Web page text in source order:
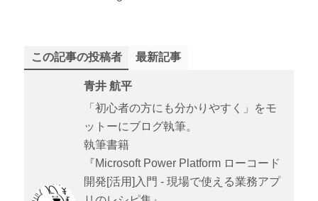
この記事の投稿者 最新記事
青井 航平
「初心者の方にも分かりやすく」をモ
ットーにブログ執筆。
執筆書籍
『Microsoft Power Platform ローコード
開発[活用]入門 - 現場で使える業務アプ